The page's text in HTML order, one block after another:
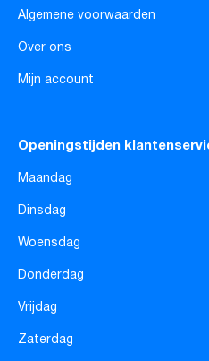
Algemene voorwaarden
Over ons
Mijn account
Openingstijden
Maandag
Dinsdag
Woensdag
Donderdag
Vrijdag
Zaterdag